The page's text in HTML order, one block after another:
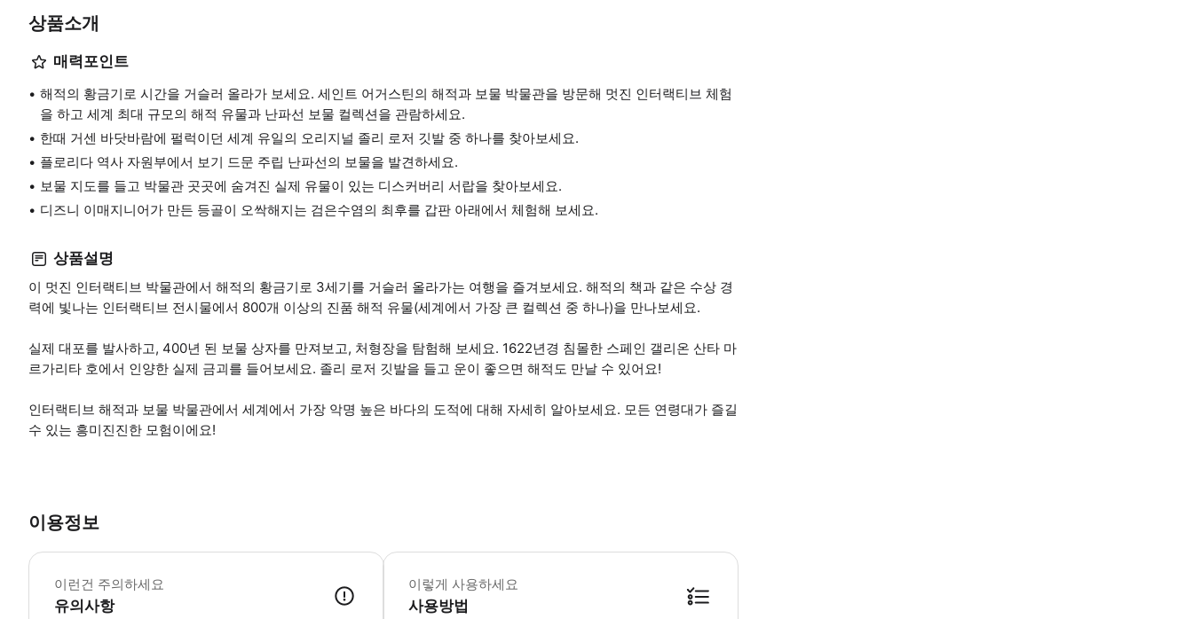
상품소개
매력포인트
해적의 황금기로 시간을 거슬러 올라가 보세요. 세인트 어거스틴의 해적과 보물 박물관을 방문해 멋진 인터랙티브 체험
을 하고 세계 최대 규모의 해적 유물과 난파선 보물 컬렉션을 관람하세요.
한때 거센 바닷바람에 펄럭이던 세계 유일의 오리지널 졸리 로저 깃발 중 하나를 찾아보세요.
플로리다 역사 자원부에서 보기 드문 주립 난파선의 보물을 발견하세요.
보물 지도를 들고 박물관 곳곳에 숨겨진 실제 유물이 있는 디스커버리 서랍을 찾아보세요.
디즈니 이매지니어가 만든 등골이 오싹해지는 검은수염의 최후를 갑판 아래에서 체험해 보세요.
상품설명
이 멋진 인터랙티브 박물관에서 해적의 황금기로 3세기를 거슬러 올라가는 여행을 즐겨보세요. 해적의 책과 같은 수상 경
력에 빛나는 인터랙티브 전시물에서 800개 이상의 진품 해적 유물(세계에서 가장 큰 컬렉션 중 하나)을 만나보세요.
실제 대포를 발사하고, 400년 된 보물 상자를 만져보고, 처형장을 탐험해 보세요. 1622년경 침몰한 스페인 갤리온 산타 마
르가리타 호에서 인양한 실제 금괴를 들어보세요. 졸리 로저 깃발을 들고 운이 좋으면 해적도 만날 수 있어요!
인터랙티브 해적과 보물 박물관에서 세계에서 가장 악명 높은 바다의 도적에 대해 자세히 알아보세요. 모든 연령대가 즐길
수 있는 흥미진진한 모험이에요!
이용정보
이런건 주의하세요
유의사항
- 어린이 티켓은 반값입니다. 결제 과정에서 어린이 티켓을 선택하면 가격이 조정된 것을 확인할 수 있습니다. - 주차는 웨스트 카스티요 드라이브 10번지
이렇게 사용하세요
사용방법